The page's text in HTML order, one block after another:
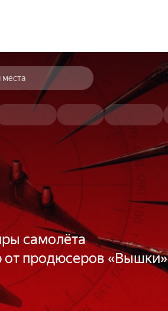
места
самолёта
от продюсеров «Вышки»